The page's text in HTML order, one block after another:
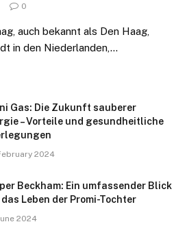
0
auch bekannt als Den Haag,
in den Niederlanden,…
Gas: Die Zukunft sauberer
– Vorteile und gesundheitliche
2024
Beckham: Ein umfassender Blick
Leben der Promi-Tochter
2024